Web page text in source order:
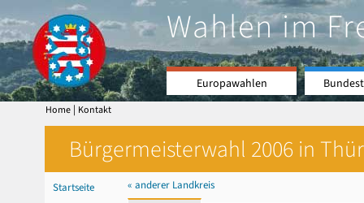
Wahlen im
Europawahlen
Home | Kontakt
Bürgermeisterwahl 2006 in
Startseite
« anderer Landkreis